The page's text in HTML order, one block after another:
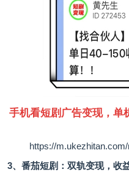
手机看短剧广告变现，单
https://
3、番茄短剧：双轨变现，收